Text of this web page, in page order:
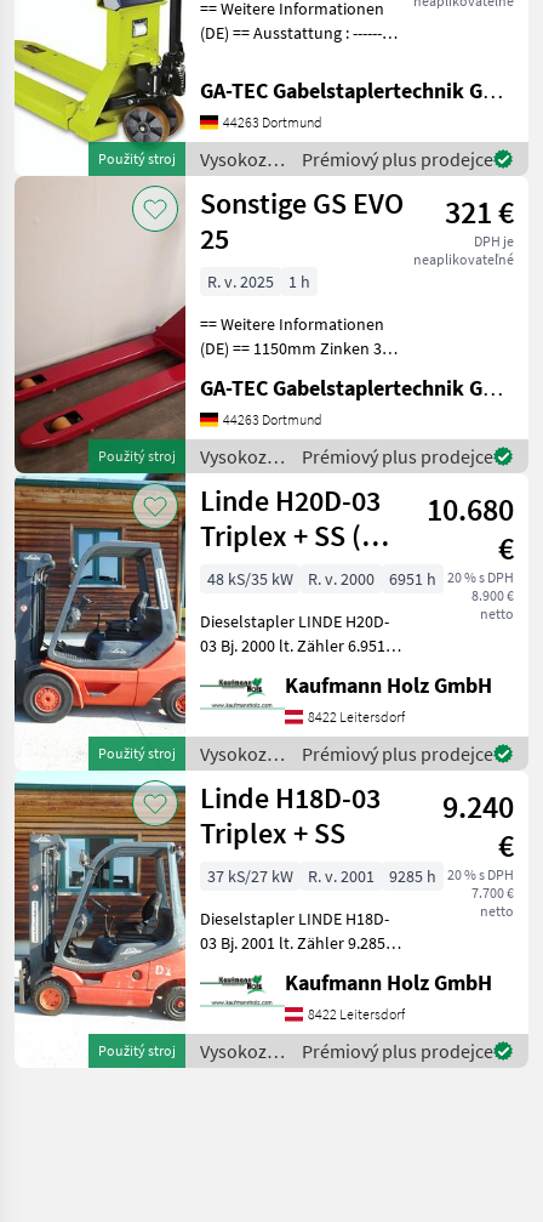
Použitý stroj
== Weitere Informationen
(DE) == Ausstattung : ----------
Genauigkeit: 0, 05 %, Waage
Unterteilung: 0, 5 kg, Waage
Betriebsdauer: 50 h,
GA-TEC Gabelstaplertechnik GmbH
44263 Dortmund
Vysokozdvižné
vozíky a
skladová
technika /
Sonstige
Prémiový plus prodejce
Použitý stroj
Sonstige GS EVO
25
321 €
DPH je
neaplikovateľné
R. v. 2025
1 h
== Weitere Informationen
(DE) == 1150mm Zinken 36
Austauschservice im
Garantiefall Europäische
Produktion Die GS Serie ist
die passende Lösun
GA-TEC Gabelstaplertechnik GmbH
44263 Dortmund
Vysokozdvižné
vozíky a
skladová
technika /
Sonstige
Prémiový plus prodejce
Použitý stroj
Linde H20D-03
Triplex + SS (
PERKINS )
10.680
€
20 % s DPH
8.900 €
netto
48 kS/35 kW R. v. 2000
6951 h
Dieselstapler LINDE H20D-
03 Bj. 2000 lt. Zähler 6.951
( baugleich 2, 5 Tonner ) 2,
22 Meter Bauhöhe 2, 03
Meter Masthöhe 4, 25 Me
Kaufmann Holz GmbH
8422 Leitersdorf
Vysokozdvižné
vozíky a
skladová
technika /
Linde
Prémiový plus prodejce
Použitý stroj
Linde H18D-03
Triplex + SS
9.240
€
20 % s DPH
7.700 €
netto
37 kS/27 kW R. v. 2001
9285 h
Dieselstapler LINDE H18D-
03 Bj. 2001 lt. Zähler 9.285
Hubkraft 2, 12 Meter
Bauhöhe 4, 60 Meter
Hubhöhe 27 KW VW-Motor -
Triplexfreihubm
Kaufmann Holz GmbH
8422 Leitersdorf
Vysokozdvižné
vozíky a
Prémiový plus prodejce